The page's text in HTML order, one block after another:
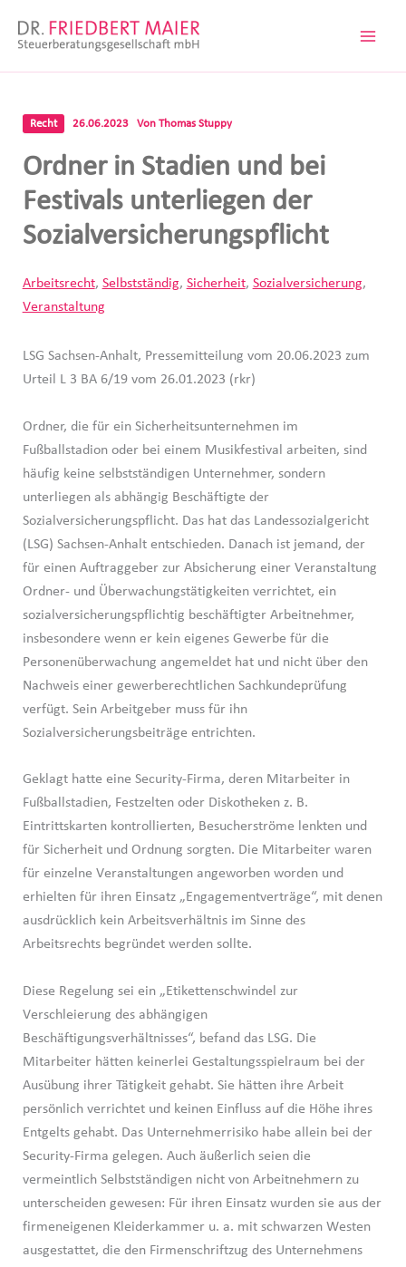
Inhalt
Recht 26.06.2023 Von Thomas Stuppy
Ordner in Stadien und bei
Festivals unterliegen der
Sozialversicherungspflicht
Arbeitsrecht, Selbstständig, Sicherheit, Sozialversicherung,
Veranstaltung
LSG Sachsen-Anhalt, Pressemitteilung vom 20.06.2023 zum
Urteil L 3 BA 6/19 vom 26.01.2023 (rkr)
Ordner, die für ein Sicherheitsunternehmen im
Fußballstadion oder bei einem Musikfestival arbeiten, sind
häufig keine selbstständigen Unternehmer, sondern
unterliegen als abhängig Beschäftigte der
Sozialversicherungspflicht. Das hat das Landessozialgericht
(LSG) Sachsen-Anhalt entschieden. Danach ist jemand, der
für einen Auftraggeber zur Absicherung einer Veranstaltung
Ordner- und Überwachungstätigkeiten verrichtet, ein
sozialversicherungspflichtig beschäftigter Arbeitnehmer,
insbesondere wenn er kein eigenes Gewerbe für die
Personenüberwachung angemeldet hat und nicht über den
Nachweis einer gewerberechtlichen Sachkundeprüfung
verfügt. Sein Arbeitgeber muss für ihn
Sozialversicherungsbeiträge entrichten.
Geklagt hatte eine Security-Firma, deren Mitarbeiter in
Fußballstadien, Festzelten oder Diskotheken z. B.
Eintrittskarten kontrollierten, Besucherströme lenkten und
für Sicherheit und Ordnung sorgten. Die Mitarbeiter waren
für einzelne Veranstaltungen angeworben worden und
erhielten für ihren Einsatz „Engagementverträge“, mit denen
ausdrücklich kein Arbeitsverhältnis im Sinne des
Arbeitsrechts begründet werden sollte.
Diese Regelung sei ein „Etikettenschwindel zur
Verschleierung des abhängigen
Beschäftigungsverhältnisses“, befand das LSG. Die
Mitarbeiter hätten keinerlei Gestaltungsspielraum bei der
Ausübung ihrer Tätigkeit gehabt. Sie hätten ihre Arbeit
persönlich verrichtet und keinen Einfluss auf die Höhe ihres
Entgelts gehabt. Das Unternehmerrisiko habe allein bei der
Security-Firma gelegen. Auch äußerlich seien die
vermeintlich Selbstständigen nicht von Arbeitnehmern zu
unterscheiden gewesen: Für ihren Einsatz wurden sie aus der
firmeneigenen Kleiderkammer u. a. mit schwarzen Westen
ausgestattet, die den Firmenschriftzug des Unternehmens